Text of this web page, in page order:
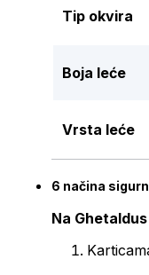
Tip okvira
Boja leće
Vrsta leće
6 načina
Na